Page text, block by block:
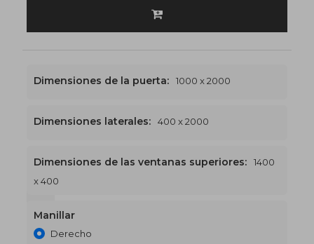
Dimensiones de la puerta: 1000 x 2000
Dimensiones laterales: 400 x 2000
Dimensiones de las ventanas superiores:
1400
x 400
Manillar
Derecho